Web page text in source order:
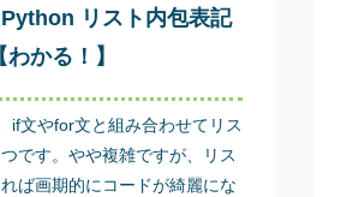
Python リスト内包表記
わかる！】
if文やfor文と組み合わせてリス
です。やや複雑ですが、リス
ば画期的にコードが綺麗にな